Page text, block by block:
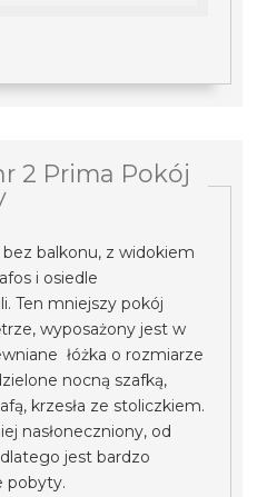
2 Prima Pokój
balkonu, z widokiem
i osiedle
Ten mniejszy pokój
wyposażony jest w
łóżka o rozmiarze
nocną szafką,
krzesła ze stoliczkiem.
nasłoneczniony, od
jest bardzo
pobyty.